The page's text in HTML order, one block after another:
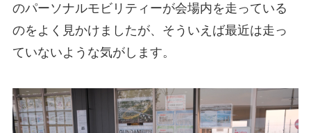
のパーソナルモビリティーが会場内を走っている
のをよく見かけましたが、そういえば最近は走っ
ていないような気がします。